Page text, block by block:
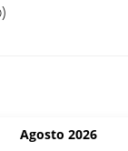
Agosto 2026